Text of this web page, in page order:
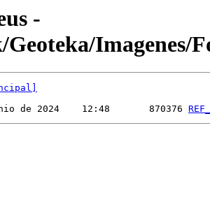
-
Imagenes/
de 2024    12:48       870376